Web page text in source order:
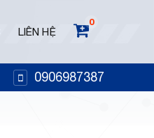
LIÊN HỆ
0
0906987387